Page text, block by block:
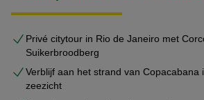
Privé citytour in Rio de Janeiro met
Suikerbroodberg
Verblijf aan het strand van Copacabana
zeezicht